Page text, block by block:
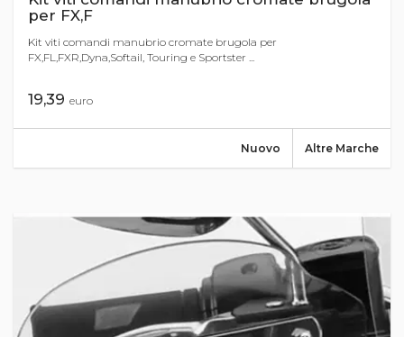
per FX,F
Kit viti comandi manubrio cromate brugola per
FX,FL,FXR,Dyna,Softail, Touring e Sportster ...
19,39 euro
Altre Marche
Nuovo